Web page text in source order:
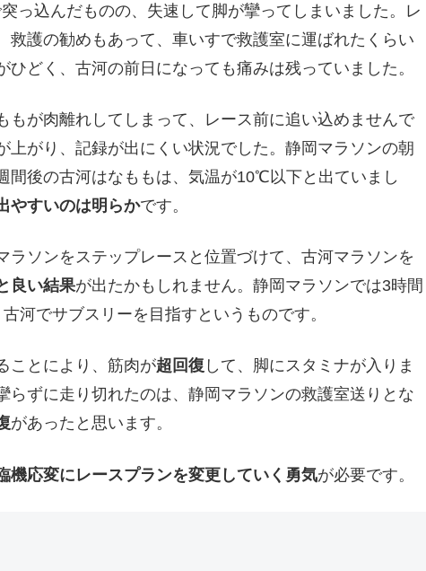
っ込んだものの、失速して脚が攣ってしまいました。レ
救護の勧めもあって、車いすで救護室に運ばれたくらい
ひどく、古河の前日になっても痛みは残っていました。
もが肉離れしてしまって、レース前に追い込めませんで
上がり、記録が出にくい状況でした。静岡マラソンの朝
間後の古河はなももは、気温が10℃以下と出ていまし
やすいのは明らかです。
ラソンをステップレースと位置づけて、古河マラソンを
良い結果が出たかもしれません。静岡マラソンでは3時間
河でサブスリーを目指すというものです。
ことにより、筋肉が超回復 して、脚にスタミナが入りま
らずに走り切れたのは、静岡マラソンの救護室送りとな
があったと思います。
機応変にレースプランを変更していく勇気が必要です。